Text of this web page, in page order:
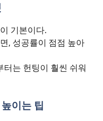
기본이다.
, 성공률이 점점 높아
터는 헌팅이 훨씬 쉬워
이는 팁